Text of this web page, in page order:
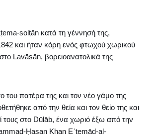
solṭān κατά τη γέννησή της,
και ήταν κόρη ενός φτωχού χωρικού
Lavāsān, βορειοανατολικά της
του πατέρα της και τον νέο γάμο της
από την θεία και τον θείο της και
τους στο Dūlāb, ένα χωριό έξω από την
Ḥasan Khan Eʿtemād-al-